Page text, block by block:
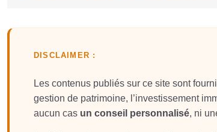
DISCLAIMER :
Les contenus publiés sur ce site sont
gestion de patrimoine, l’investissement
aucun cas un conseil personnalisé, ni